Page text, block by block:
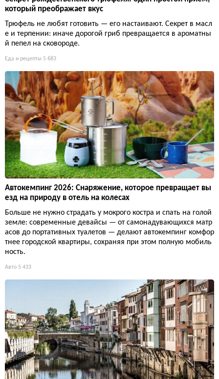
который преображает вкус
Трюфель не любят готовить — его настаивают. Секрет в масл
е и терпении: иначе дорогой гриб превращается в ароматны
й пепел на сковороде.
Еда и рецепты 5 683
Автокемпинг 2026: Снаряжение, которое превращает вы
езд на природу в отель на колесах
Больше не нужно страдать у мокрого костра и спать на голой
земле: современные девайсы — от самонадувающихся матр
асов до портативных туалетов — делают автокемпинг комфор
тнее городской квартиры, сохраняя при этом полную мобиль
ность.
Авто 5 433